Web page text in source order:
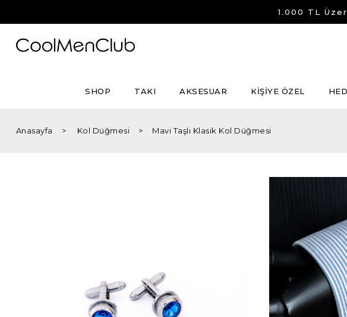
1.000 TL
SHOP TAKI AKSESUAR KİŞİYE ÖZEL
Anasayfa Kol Düğmesi Mavi Taşlı Klasik Kol Düğmesi